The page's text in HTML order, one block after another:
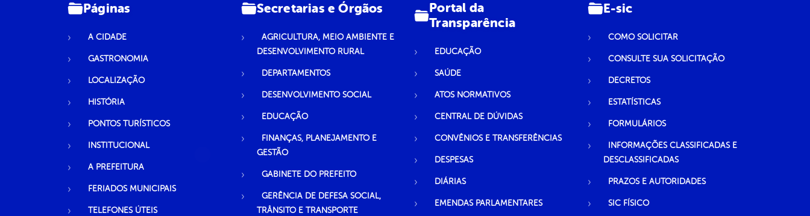
Páginas
A CIDADE
GASTRONOMIA
LOCALIZAÇÃO
HISTÓRIA
PONTOS TURÍSTICOS
INSTITUCIONAL
A PREFEITURA
FERIADOS MUNICIPAIS
TELEFONES ÚTEIS
Secretarias e Órgãos
AGRICULTURA, MEIO AMBIENTE E
DESENVOLVIMENTO RURAL
DEPARTAMENTOS
DESENVOLVIMENTO SOCIAL
EDUCAÇÃO
FINANÇAS, PLANEJAMENTO E
GESTÃO
GABINETE DO PREFEITO
GERÊNCIA DE DEFESA SOCIAL,
TRÂNSITO E TRANSPORTE
Portal da
Transparência
EDUCAÇÃO
SAÚDE
ATOS NORMATIVOS
CENTRAL DE DÚVIDAS
CONVÊNIOS E TRANSFERÊNCIAS
DESPESAS
DIÁRIAS
EMENDAS PARLAMENTARES
E-sic
COMO SOLICITAR
CONSULTE SUA SOLICITAÇÃO
DECRETOS
ESTATÍSTICAS
FORMULÁRIOS
INFORMAÇÕES CLASSIFICADAS E
DESCLASSIFICADAS
PRAZOS E AUTORIDADES
SIC FÍSICO